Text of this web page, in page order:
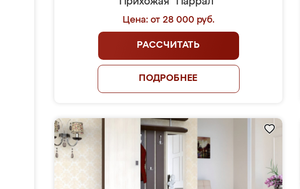
Цена: от 28 000 руб.
РАССЧИТАТЬ
ПОДРОБНЕЕ